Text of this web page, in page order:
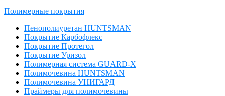
Полимерные покрытия
Пенополиуретан HUNTSMAN
Покрытие Карбофлекс
Покрытие Протегол
Покрытие Уризол
Полимерная система GUARD-X
Полимочевина HUNTSMAN
Полимочевина УНИГАРД
Праймеры для полимочевины